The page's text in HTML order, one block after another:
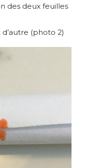
des deux feuilles
(photo 2)